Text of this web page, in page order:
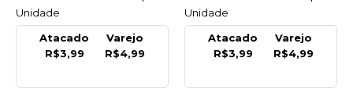
Roque - Pacote
INDISPONÍVEL
R$12,39
Unidade
Atacado
R$3,99
Varejo
R$4,99
Unidade
Atacado
R$3,99
Varejo
R$4,99